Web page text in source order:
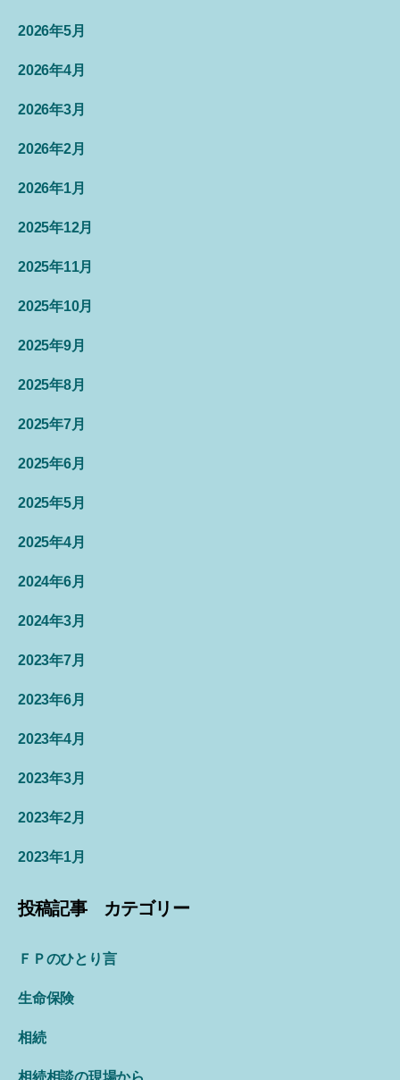
2026年5月
2026年4月
2026年3月
2026年2月
2026年1月
2025年12月
2025年11月
2025年10月
2025年9月
2025年8月
2025年7月
2025年6月
2025年5月
2025年4月
2024年6月
2024年3月
2023年7月
2023年6月
2023年4月
2023年3月
2023年2月
2023年1月
投稿記事 カテゴリー
ＦＰのひとり言
生命保険
相続
相続相談の現場から